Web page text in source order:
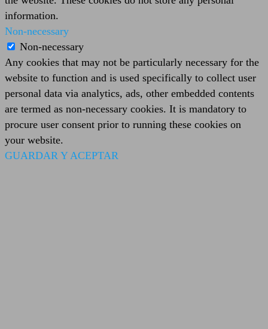
information.
Non-necessary
Non-necessary
Any cookies that may not be particularly necessary for the
website to function and is used specifically to collect user
personal data via analytics, ads, other embedded contents
are termed as non-necessary cookies. It is mandatory to
procure user consent prior to running these cookies on
your website.
GUARDAR Y ACEPTAR